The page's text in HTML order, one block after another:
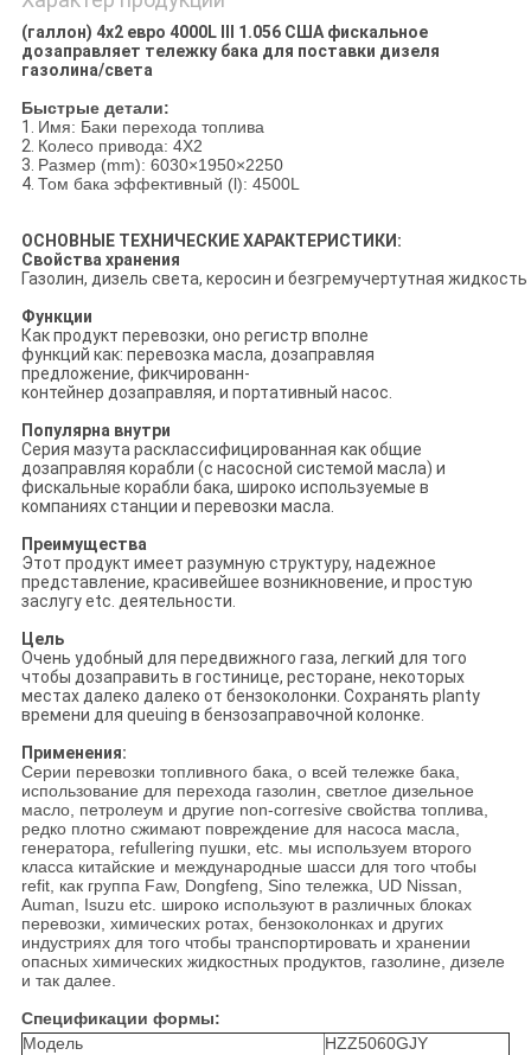
(галлон) 4x2 евро 4000L III 1.056 США фискальное
дозаправляет тележку бака для поставки дизеля
газолина/света
Быстрые детали:
1. Имя: Баки перехода топлива
2. Колесо привода: 4X2
3. Размер (mm): 6030×1950×2250
4. Том бака эффективный (l): 4500L
ОСНОВНЫЕ ТЕХНИЧЕСКИЕ ХАРАКТЕРИСТИКИ:
Свойства хранения
Газолин, дизель света, керосин и безгремучертутная
Функции
Как продукт перевозки, оно регистр вполне
функций как: перевозка масла, дозаправляя
предложение, фикчированн-
контейнер дозаправляя, и портативный насос.
Популярна внутри
Серия мазута расклассифицированная как общие
дозаправляя корабли (с насосной системой масла) и
фискальные корабли бака, широко используемые в
компаниях станции и перевозки масла.
Преимущества
Этот продукт имеет разумную структуру, надежное
представление, красивейшее возникновение, и простую
заслугу etc. деятельности.
Цель
Очень удобный для передвижного газа, легкий для того
чтобы дозаправить в гостинице, ресторане, некоторых
местах далеко далеко от бензоколонки. Сохранять planty
времени для queuing в бензозаправочной колонке.
Применения:
Серии перевозки топливного бака, о всей тележке бака,
использование для перехода газолин, светлое дизельное
масло, петролеум и другие non-corresive свойства топлива,
редко плотно сжимают повреждение для насоса масла,
генератора, refullering пушки, etc. мы используем второго
класса китайские и международные шасси для того чтобы
refit, как группа Faw, Dongfeng, Sino тележка, UD Nissan,
Auman, Isuzu etc. широко используют в различных блоках
перевозки, химических ротах, бензоколонках и других
индустриях для того чтобы транспортировать и хранении
опасных химических жидкостных продуктов, газолине, дизеле
и так далее.
Спецификации формы:
Модель
HZZ5060GJY